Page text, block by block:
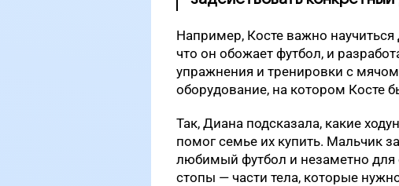
Например, Косте важно
что он обожает футбол, и
упражнения и тренировки с
оборудование, на котором Косте
Так, Диана подсказала, какие
помог семье их купить. Мальчик
любимый футбол и незаметно для
стопы — части тела, которые